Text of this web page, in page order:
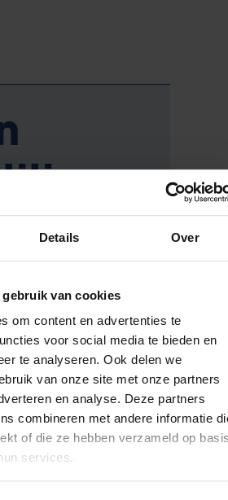
Details Over
van cookies
om content en advertenties te
voor social media te bieden en
te analyseren. Ook delen we
van onze site met onze partners
en analyse. Deze partners
combineren met andere informatie
of die ze hebben verzameld op
services.
gaat
op een hoog
van
sociale